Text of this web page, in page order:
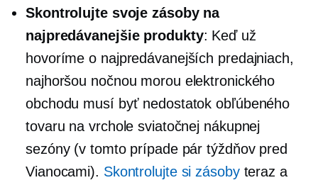
Skontrolujte svoje zásoby na
najpredávanejšie produkty: Keď už
hovoríme o najpredávanejších predajniach,
najhoršou nočnou morou elektronického
obchodu musí byť nedostatok obľúbeného
tovaru na vrchole sviatočnej nákupnej
sezóny (v tomto prípade pár týždňov pred
Vianocami). Skontrolujte si zásobyteraz a